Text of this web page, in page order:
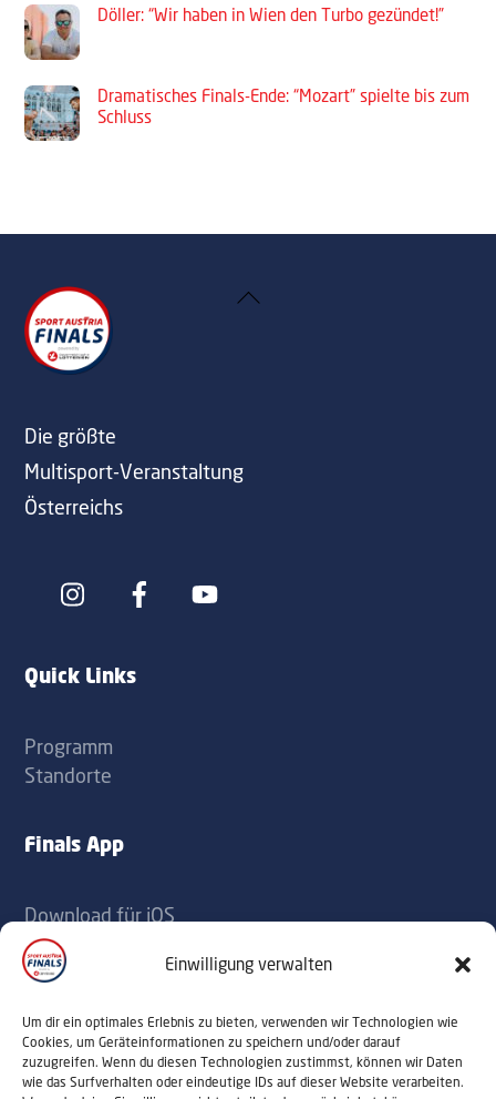
Einwilligung verwalten
Um dir ein optimales Erlebnis zu bieten, verwenden wir Technologien wie
Cookies, um Geräteinformationen zu speichern und/oder darauf
zuzugreifen. Wenn du diesen Technologien zustimmst, können wir Daten
wie das Surfverhalten oder eindeutige IDs auf dieser Website verarbeiten.
Döller: “Wir haben in Wien den Turbo gezündet!”
Dramatisches Finals-Ende: “Mozart” spielte bis zum
Schluss
Back
Die größte
Multisport-Veranstaltung
Österreichs
Icon
Icon
Quick Links
Programm
Standorte
Finals App
Download für iOS
Download für Android
Kontakt
office@sportaustriafinals.at